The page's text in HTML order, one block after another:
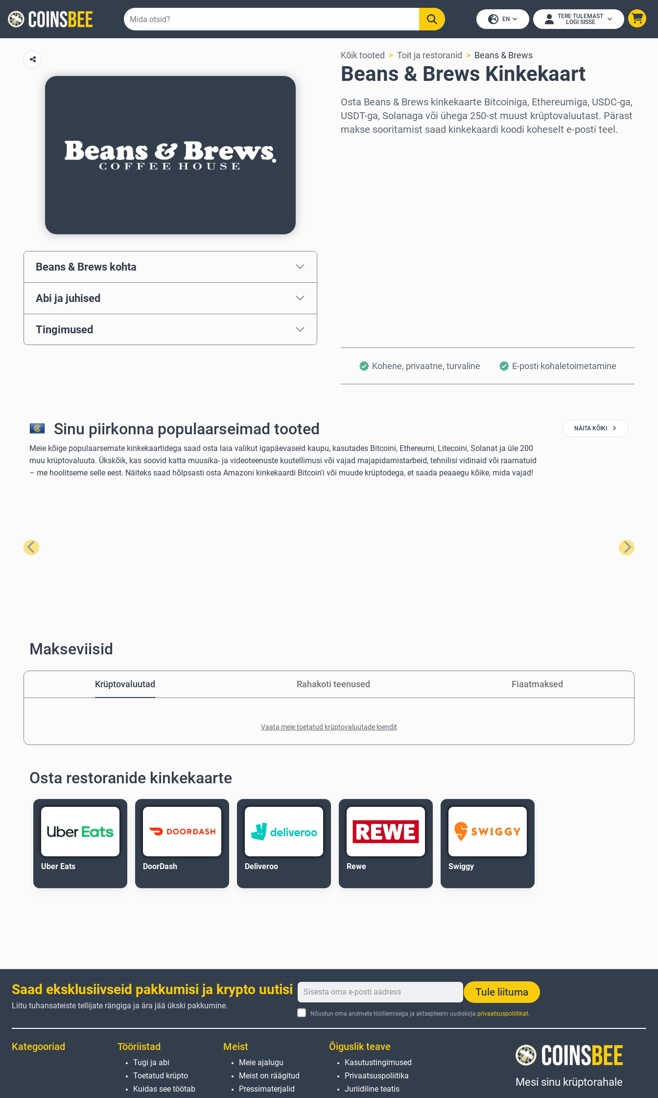
EN
TERE TULEMAST
LOGI SISSE
Beans & Brews kohta
Abi ja juhised
Tingimused
Kõik tooted Toit ja restoranid Beans & Brews
Beans & Brews Kinkekaart
Osta Beans & Brews kinkekaarte Bitcoiniga, Ethereumiga, USDC-ga,
USDT-ga, Solanaga või ühega 250-st muust krüptovaluutast. Pärast
makse sooritamist saad kinkekaardi koodi koheselt e-posti teel.
Kohene, privaatne, turvaline E-posti kohaletoimetamine
Sinu piirkonna populaarseimad tooted
Meie kõige populaarsemate kinkekaartidega saad osta laia valikut igapäevaseid kaupu, kasutades Bitcoini, Ethereumi, Litecoini, Solanat ja üle 200
muu krüptovaluuta. Ükskõik, kas soovid katta muusika- ja videoteenuste kuutellimusi või vajad majapidamistarbeid, tehnilisi vidinaid või raamatuid
– me hoolitseme selle eest. Näiteks saad hõlpsasti osta Amazoni kinkekaardi Bitcoin'i või muude krüptodega, et saada peaaegu kõike, mida vajad!
NÄITA KÕIKI
Eelmine Järgmine
Makseviisid
Krüptovaluutad Rahakoti teenused Fiaatmaksed
Vaata meie toetatud krüptovaluutade loendit
Osta restoranide kinkekaarte
Uber Eats DoorDash Deliveroo Rewe Swiggy
Saad eksklusiivseid pakkumisi ja krypto uutisi
Liitu tuhansateiste tellijate rängiga ja ära jää ükski pakkumine.
Tule liituma
Nõustun oma andmete töötlemisega ja aktsepteerin uudiskirja privaatsuspoliitikat.
Kategooriad Tööriistad
Tugi ja abi
Toetatud krüpto
Kuidas see töötab
Meist
Meie ajalugu
Meist on räägitud
Pressimaterjalid
Õiguslik teave
Kasutustingimused
Privaatsuspoliitika
Juriidiline teatis
Mesi sinu krüptorahale